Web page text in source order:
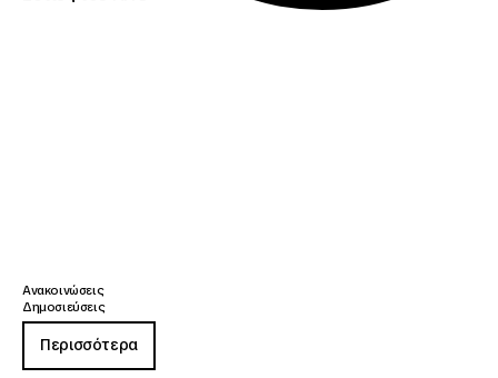
Ανακοινώσεις
Δημοσιεύσεις
Περισσότερα